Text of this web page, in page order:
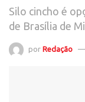
Silo cincho é
de Brasília de
por Redação